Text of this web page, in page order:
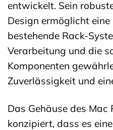
entwickelt. Sein
Design ermöglicht
bestehende Rack-
Verarbeitung und die
Komponenten
Zuverlässigkeit und
Das Gehäuse des Mac
konzipiert, dass es